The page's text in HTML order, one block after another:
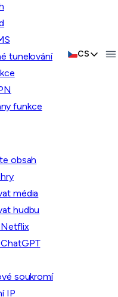
tunelování
funkce
obsah
média
hudbu
soukromí
IP
CS